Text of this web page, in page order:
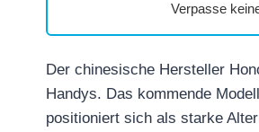
Verpasse
Der chinesische Hersteller
Handys. Das kommende
positioniert sich als starke